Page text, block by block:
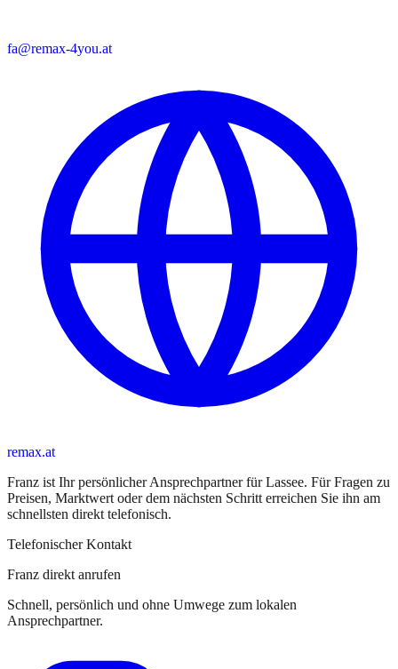
fa@remax-4you.at
remax.at
Franz ist Ihr persönlicher Ansprechpartnerfür Lassee. Für Fragen zu
Preisen, Marktwert oder dem nächsten Schritt erreichen Sie ihn am
schnellsten direkt telefonisch.
Telefonischer Kontakt
Franz direkt anrufen
Schnell, persönlich und ohne Umwege zum lokalen
Ansprechpartner.